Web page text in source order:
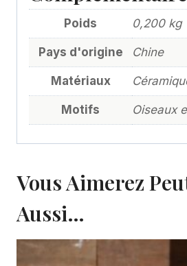
Poids 0,200 kg
Pays d'origine Chine
Matériaux
Motifs Oiseaux
Vous Aimerez
Aussi…